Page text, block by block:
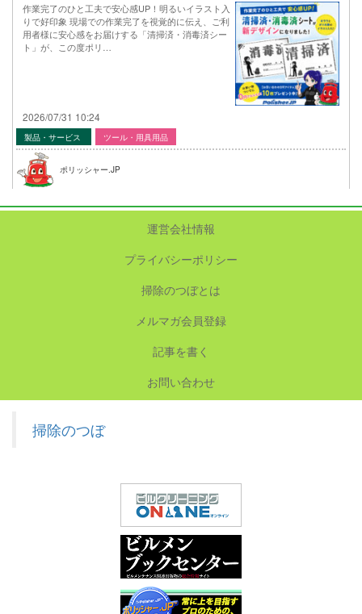
作業完了のひと工夫で安心感UP！明るいイラスト入
りで好印象 現場での作業完了を視覚的に伝え、ご利
用者様に安心感をお届けする「清掃済・消毒済シー
ト」が、この度ポリ…
2026/07/31 10:24
製品・サービス ツール・用具用品
ポリッシャー.JP
運営会社情報
プライバシーポリシー
掃除のつぼとは
メルマガ会員登録
記事を書く
お問い合わせ
掃除のつぼ